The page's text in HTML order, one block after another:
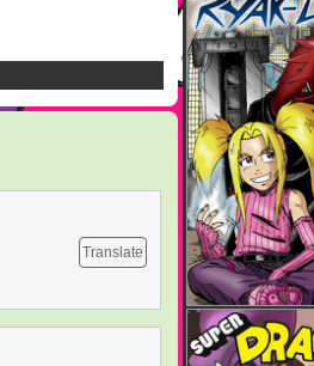
Translate